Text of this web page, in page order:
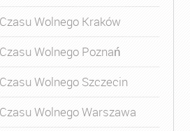
Wolnego Kraków
Wolnego Poznań
Wolnego Szczecin
Wolnego Warszawa